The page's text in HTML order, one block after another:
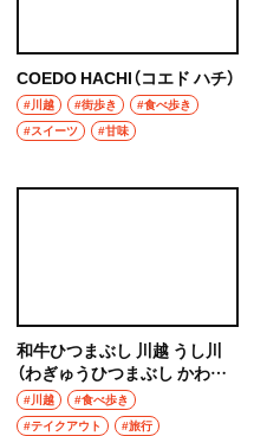
COEDO HACHI（コエド ハチ）
#川越 #街歩き
#食べ歩き
#スイーツ
#甘味
和牛ひつまぶし 川越 うし川
（わぎゅうひつまぶし かわご
え うしかわ）
#川越
#食べ歩き
#テイクアウト
#旅行